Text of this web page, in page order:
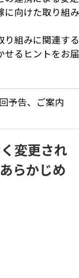
に向けた取り組み
り組みに関連す
せるヒントをお
予告、ご案内
変更され
らかじめ